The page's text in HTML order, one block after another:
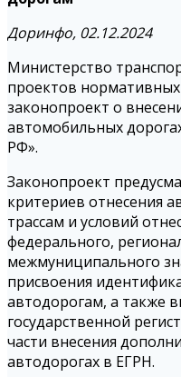
Доринфо, 02.12.2024
Министерство
проектов
законопроект о
автомобильных
РФ».
Законопроект
критериев отнесения
трассам и условий
федерального,
межмуниципального
присвоения
автодорогам, а также
государственной
части внесения
автодорогах в ЕГРН.